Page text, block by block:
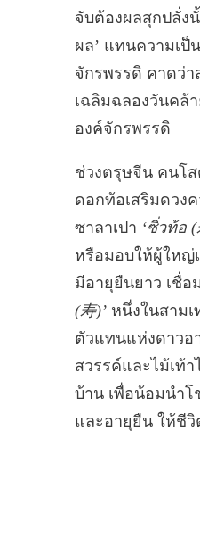
จับต้องผลสุกปลั่ง
ผล’ แทนความเป็
จักรพรรดิ คาดว่า
เฉลิมฉลองวันคล้
องค์จักรพรรดิ
ช่วงตรุษจีน คนโ
ดอกท้อเสริมดวง
ซาลาเปา ‘ซิ่วท้อ
หรือมอบให้ผู้ใหญ่
มีอายุยืนยาว เชื่อ
(寿)’ หนึ่งในสามเ
ตัวแทนแห่งดาวอ
สวรรค์และไม้เท้
บ้าน เพื่อน้อมนำโ
และอายุยืน ให้ชีวิ